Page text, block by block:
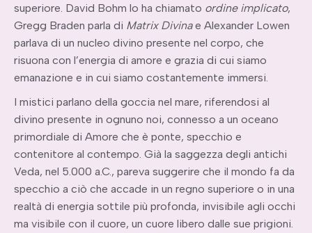
superiore. David Bohm lo ha chiamato ordine implicato,
Gregg Braden parla di Matrix Divinae Alexander Lowen
parlava di un nucleo divino presente nel corpo, che
risuona con l’energia di amore e grazia di cui siamo
emanazione e in cui siamo costantemente immersi.
I mistici parlano della goccia nel mare, riferendosi al
divino presente in ognuno noi, connesso a un oceano
primordiale di Amore che è ponte, specchio e
contenitore al contempo. Già la saggezza degli antichi
Veda, nel 5.000 a.C., pareva suggerire che il mondo fa da
specchio a ciò che accade in un regno superiore o in una
realtà di energia sottile più profonda, invisibile agli occhi
ma visibile con il cuore, un cuore libero dalle sue prigioni.